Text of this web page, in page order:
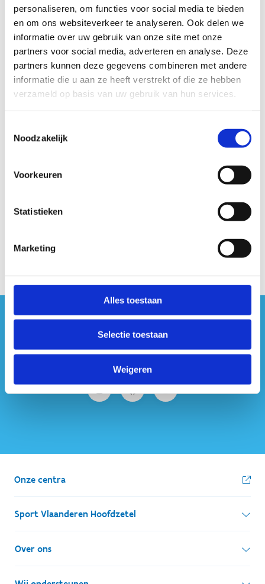
personaliseren, om functies voor social media te bieden
en om ons websiteverkeer te analyseren. Ook delen we
informatie over uw gebruik van onze site met onze
partners voor social media, adverteren en analyse. Deze
partners kunnen deze gegevens combineren met andere
informatie die u aan ze heeft verstrekt of die ze hebben
verzameld op basis van uw gebruik van hun services.
Noodzakelijk
Voorkeuren
Statistieken
Marketing
Alles toestaan
Selectie toestaan
Weigeren
Wij kiezen er bewust voor om sommige stukken
grasland niet te maaien omdat dit de biodiversiteit
bevordert, bodemerosie voorkomt, koolstofopslag
bevordert, habitats biedt voor wilde dieren en
esthetische waarde toevoegt aan het landschap.
#sportersbelevenmeer
ook op sociale media
Onze centra
Sport Vlaanderen Hoofdzetel
Simon Bolivarlaan 17
1000 Brussel
Over ons
Wie zijn we, wat doen we